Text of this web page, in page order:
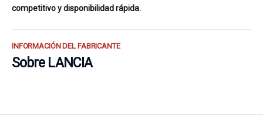
competitivo y disponibilidad rápida.
INFORMACIÓN DEL FABRICANTE
Sobre LANCIA